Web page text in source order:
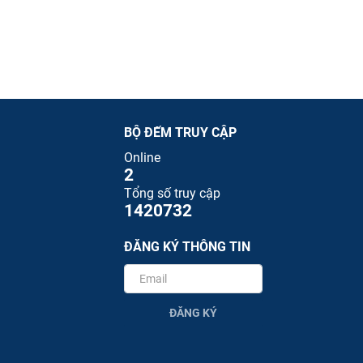
BỘ ĐẾM TRUY CẬP
Online
2
Tổng số truy cập
1420732
ĐĂNG KÝ THÔNG TIN
ĐĂNG KÝ